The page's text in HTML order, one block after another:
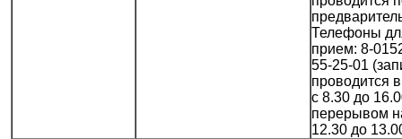
Телефоны
прием: 8-
55-25-01
проводится
с 8.30 до
перерывом
12.30 до